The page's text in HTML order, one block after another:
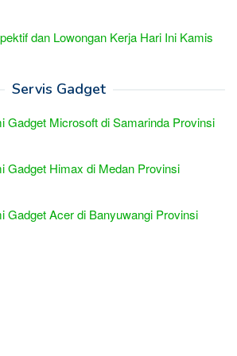
dan Lowongan Kerja Hari Ini Kamis
Servis Gadget
Gadget Microsoft di Samarinda Provinsi
Gadget Himax di Medan Provinsi
Gadget Acer di Banyuwangi Provinsi